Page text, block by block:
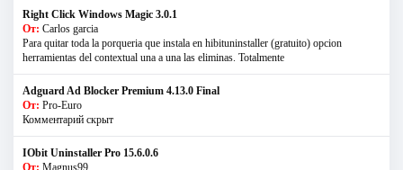
Right Click Windows Magic 3.0.1
От: Carlos garcia
Para quitar toda la porqueria que instala en hibituninstaller (gratuito) opcion
herramientas del contextual una a una las eliminas. Totalmente
Adguard Ad Blocker Premium 4.13.0 Final
От: Pro-Euro
Комментарий скрыт
IObit Uninstaller Pro 15.6.0.6